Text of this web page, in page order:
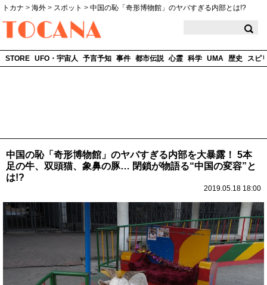
トカナ > 海外 > スポット > 中国の恥「奇形博物館」のヤバすぎる内部とは!?
STORE UFO・宇宙人 予言予知 事件 都市伝説 心霊 科学 UMA 歴史 スピ
中国の恥「奇形博物館」のヤバすぎる内部を大暴露！ 5本
足の牛、双頭猫、象鼻の豚… 閉鎖が物語る“中国の変容”と
は!?
2019.05.18 18:00